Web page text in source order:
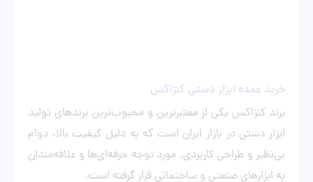
خرید عمده ابزار دستی کنزاکس
برند کنزاکس یکی از معتبرترین و محبوب‌ترین برندهای تولید
ابزار دستی در بازار ایران است که به دلیل کیفیت بالا، دوام
بی‌نظیر و طراحی کاربردی، مورد توجه حرفه‌ای‌ها و علاقه‌مندان
به ابزارهای صنعتی و ساختمانی قرار گرفته است.